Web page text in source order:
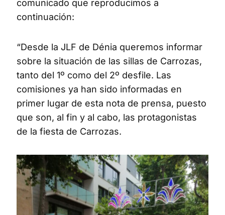
comunicado que reproducimos a
continuación:
“Desde la JLF de Dénia queremos informar
sobre la situación de las sillas de Carrozas,
tanto del 1º como del 2º desfile. Las
comisiones ya han sido informadas en
primer lugar de esta nota de prensa, puesto
que son, al fin y al cabo, las protagonistas
de la fiesta de Carrozas.